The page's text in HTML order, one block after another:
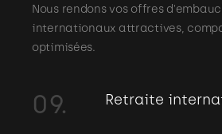
Nous rendons vos offres
internationaux attractives,
optimisées.
09. Retraite